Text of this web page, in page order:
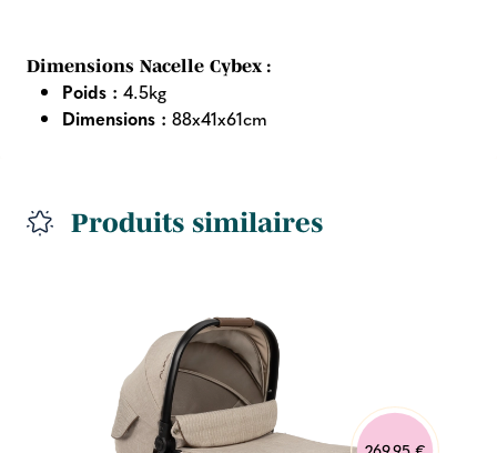
Dimensions Nacelle Cybex :
Poids : 4.5kg
Dimensions : 88x41x61cm
Produits similaires